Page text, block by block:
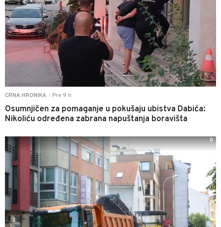
CRNA HRONIKA Pre 9 h
Osumnjičen za pomaganje u pokušaju ubistva Dabića:
Nikoliću određena zabrana napuštanja boravišta
0